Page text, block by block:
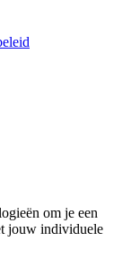
om je een
jouw individuele